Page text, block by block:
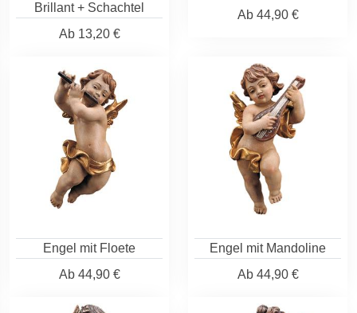
Brillant + Schachtel
Ab13,20 €
Ab44,90 €
Engel mit Floete
Ab44,90 €
Engel mit Mandoline
Ab44,90 €